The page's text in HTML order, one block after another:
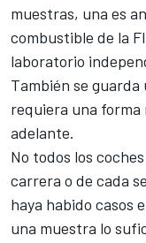
muestras, una es
combustible de la
laboratorio
También se guarda
requiera una forma
adelante.
No todos los
carrera o de cada
haya habido casos
una muestra lo